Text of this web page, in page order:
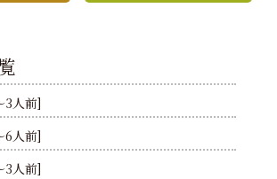
3人前]
6人前]
3人前]